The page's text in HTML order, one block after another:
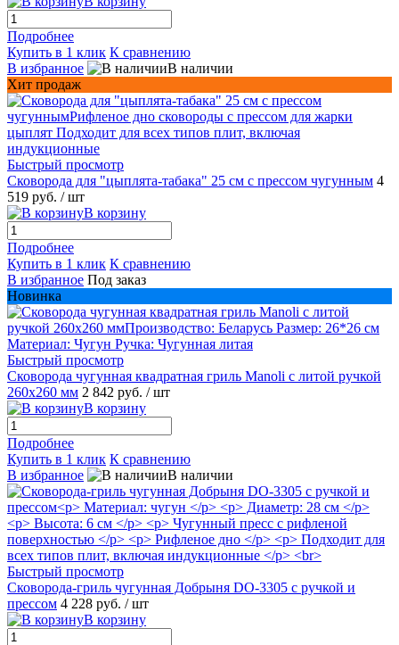
Подробнее
Купить в 1 клик К сравнению
В избранное
В наличии
Хит продаж
Быстрый просмотр
Сковорода для "цыплята-табака" 25 см с прессом чугунным 4
519 руб. / шт
В корзину
Подробнее
Купить в 1 клик К сравнению
В избранное Под заказ
Новинка
Быстрый просмотр
Сковорода чугунная квадратная гриль Manoli с литой ручкой
260х260 мм 2 842 руб. / шт
В корзину
Подробнее
Купить в 1 клик К сравнению
В избранное
В наличии
Быстрый просмотр
Сковорода-гриль чугунная Добрыня DO-3305 с ручкой и
прессом 4 228 руб. / шт
В корзину